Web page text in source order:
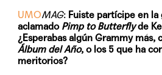
UMOMAG: Fuiste partícipe en la
aclamado Pimp to Butterflyde
¿Esperabas algún Grammy más,
Álbum del Año, o los 5 que ha
meritorios?